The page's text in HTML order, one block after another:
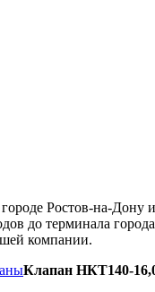
городе Ростов-на-
до терминала
компании.
Клапан НКТ140-